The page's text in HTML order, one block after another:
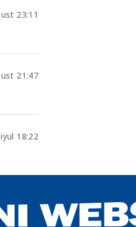
23:11
21:47
18:22